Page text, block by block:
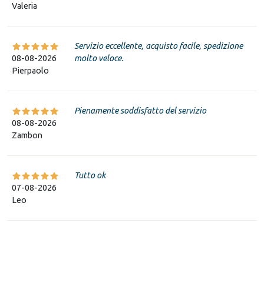
Valeria
08-08-2026
Pierpaolo
Servizio eccellente, acquisto facile, spedizione
molto veloce.
08-08-2026
Zambon
Pienamente soddisfatto del servizio
07-08-2026
Leo
Tutto ok